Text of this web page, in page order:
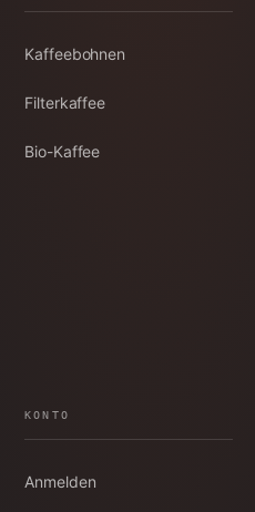
Kaffeebohnen
Filterkaffee
Bio-Kaffee
KONTO
Anmelden